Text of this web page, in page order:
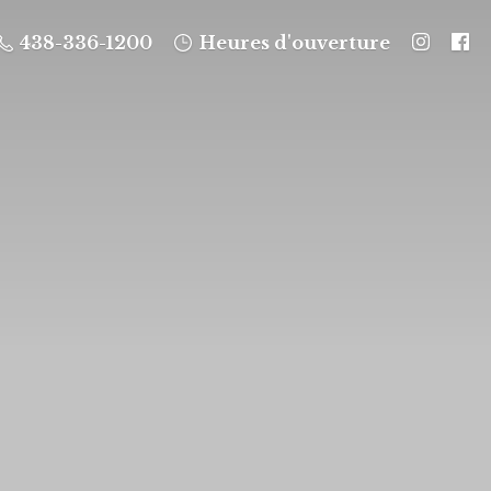
438-336-1200 Heures d'ouverture